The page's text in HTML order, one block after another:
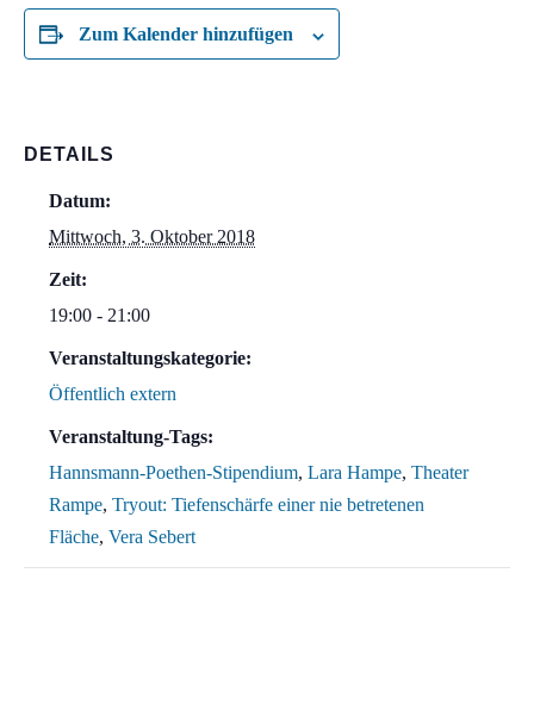
Zum Kalender hinzufügen
DETAILS
Datum:
Mittwoch, 3. Oktober 2018
Zeit:
19:00 - 21:00
Veranstaltungskategorie:
Öffentlich extern
Veranstaltung-Tags:
Hannsmann-Poethen-Stipendium, Lara Hampe, Theater
Rampe, Tryout: Tiefenschärfe einer nie betretenen
Fläche, Vera Sebert